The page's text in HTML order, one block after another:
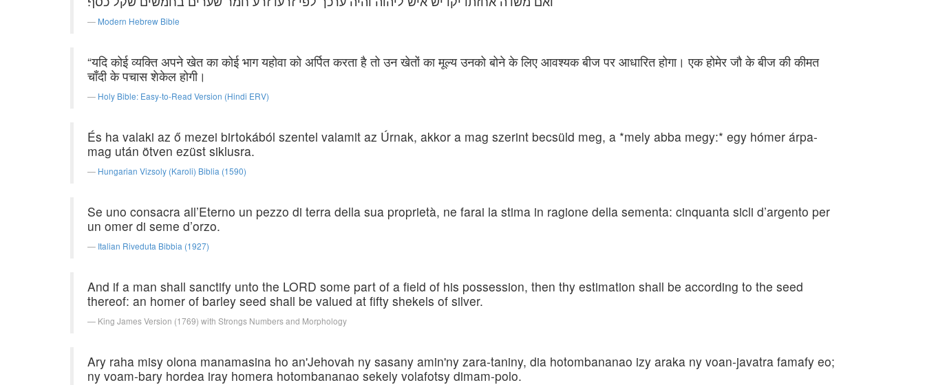
Modern Hebrew Bible
“यदि कोई व्यक्ति अपने खेत का कोई भाग यहोवा को अर्पित करता है तो उन खेतों का मूल्य उनको बोने के लिए आवश्यक बीज पर आधारित होगा। एक होमेर जौ के बीज की कीमत
चाँदी के पचास शेकेल होगी।
Holy Bible: Easy-to-Read Version (Hindi ERV)
És ha valaki az ő mezei birtokából szentel valamit az Úrnak, akkor a mag szerint becsüld meg, a *mely abba megy:* egy hómer árpa-
mag után ötven ezüst siklusra.
Hungarian Vizsoly (Karoli) Biblia (1590)
Se uno consacra all’Eterno un pezzo di terra della sua proprietà, ne farai la stima in ragione della sementa: cinquanta sicli d’argento per
un omer di seme d’orzo.
Italian Riveduta Bibbia (1927)
And if a man shall sanctify unto the LORD some part of a field of his possession, then thy estimation shall be according to the seed
thereof: an homer of barley seed shall be valued at fifty shekels of silver.
King James Version (1769) with Strongs Numbers and Morphology
Ary raha misy olona manamasina ho an'Jehovah ny sasany amin'ny zara-taniny, dia hotombananao izy araka ny voan-javatra famafy eo;
ny voam-bary hordea iray homera hotombananao sekely volafotsy dimam-polo.